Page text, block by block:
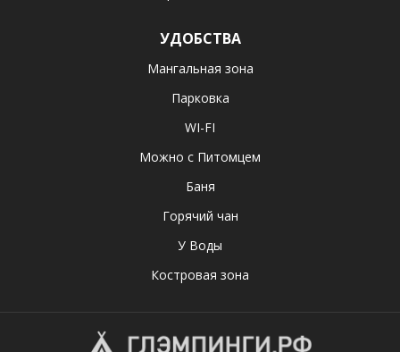
УДОБСТВА
Мангальная зона
Парковка
WI-FI
Можно с Питомцем
Баня
Горячий чан
У Воды
Костровая зона